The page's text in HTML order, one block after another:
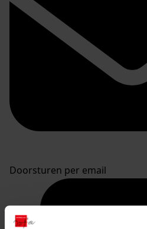
Doorsturen per email